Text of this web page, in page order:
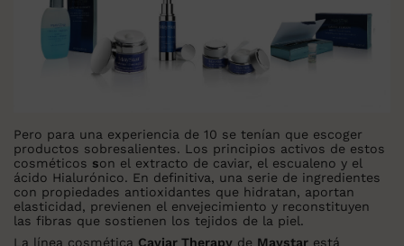
Pero para una experiencia de 10 se tenían que escoger
productos sobresalientes. Los principios activos de estos
cosméticos son el extracto de caviar, el escualeno y el
ácido Hialurónico. En definitiva, una serie de ingredientes
con propiedades antioxidantes que hidratan, aportan
elasticidad, previenen el envejecimiento y reconstituyen
las fibras que sostienen los tejidos de la piel.
La línea cosmética Caviar Therapy de Maystar está